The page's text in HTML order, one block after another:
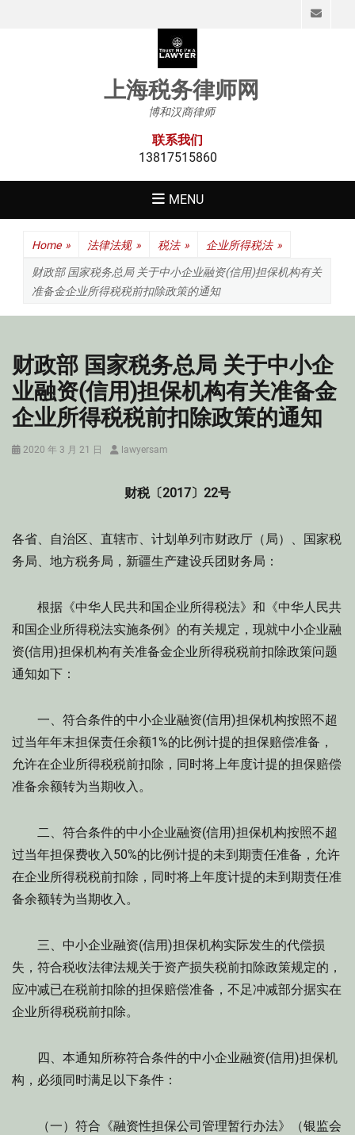
上海税务律师网
博和汉商律师
联系我们
13817515860
MENU
Home » 法律法规 » 税法 » 企业所得税法 »
财政部 国家税务总局 关于中小企业融资(信用)担保机构有关
准备金企业所得税税前扣除政策的通知
财政部 国家税务总局 关于中小企
业融资(信用)担保机构有关准备金
企业所得税税前扣除政策的通知
Posted
2020 年 3 月 21 日 Authorlawyersam
财税〔2017〕22号
各省、自治区、直辖市、计划单列市财政厅（局）、国家税
务局、地方税务局，新疆生产建设兵团财务局：
根据《中华人民共和国企业所得税法》和《中华人民共
和国企业所得税法实施条例》的有关规定，现就中小企业融
资(信用)担保机构有关准备金企业所得税税前扣除政策问题
通知如下：
一、符合条件的中小企业融资(信用)担保机构按照不超
过当年年末担保责任余额1%的比例计提的担保赔偿准备，
允许在企业所得税税前扣除，同时将上年度计提的担保赔偿
准备余额转为当期收入。
二、符合条件的中小企业融资(信用)担保机构按照不超
过当年担保费收入50%的比例计提的未到期责任准备，允许
在企业所得税税前扣除，同时将上年度计提的未到期责任准
备余额转为当期收入。
三、中小企业融资(信用)担保机构实际发生的代偿损
失，符合税收法律法规关于资产损失税前扣除政策规定的，
应冲减已在税前扣除的担保赔偿准备，不足冲减部分据实在
企业所得税税前扣除。
四、本通知所称符合条件的中小企业融资(信用)担保机
构，必须同时满足以下条件：
（一）符合《融资性担保公司管理暂行办法》（银监会